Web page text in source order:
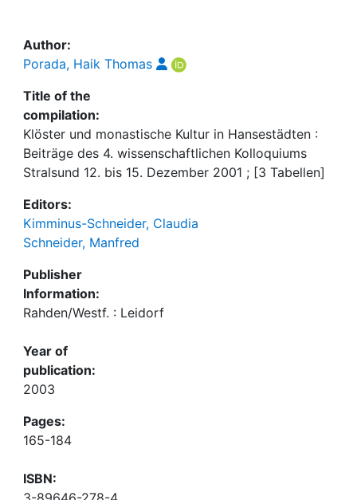
Author:
Porada, Haik Thomas
Title of the
compilation:
Klöster und monastische Kultur in Hansestädten :
Beiträge des 4. wissenschaftlichen Kolloquiums
Stralsund 12. bis 15. Dezember 2001 ; [3 Tabellen]
Editors:
Kimminus-Schneider, Claudia
Schneider, Manfred
Publisher
Information:
Rahden/Westf. : Leidorf
Year of
publication:
2003
Pages:
165-184
ISBN: